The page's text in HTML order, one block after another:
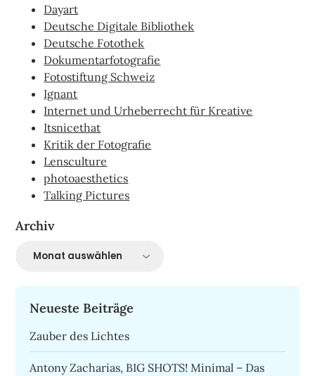
Dayart
Deutsche Digitale Bibliothek
Deutsche Fotothek
Dokumentarfotografie
Fotostiftung Schweiz
Ignant
Internet und Urheberrecht für Kreative
Itsnicethat
Kritik der Fotografie
Lensculture
photoaesthetics
Talking Pictures
Archiv
Neueste Beiträge
Zauber des Lichtes
Antony Zacharias, BIG SHOTS! Minimal – Das